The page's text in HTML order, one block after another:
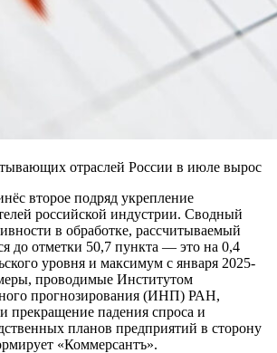
отраслей России в июле вырос
второе подряд укрепление
российской индустрии. Сводный
в обработке, рассчитываемый
до отметки 50,7 пункта — это на 0,4
уровня и максимум с января 2025-
проводимые Институтом
прогнозирования (ИНП) РАН,
прекращение падения спроса и
планов предприятий в сторону
«Коммерсантъ».